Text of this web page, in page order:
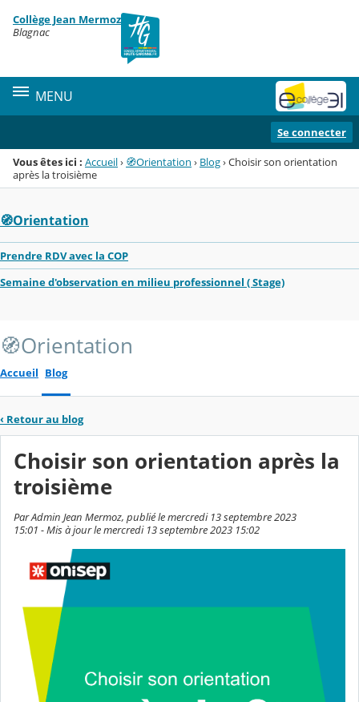
Menu de la rubrique
Contenu
Collège Jean Mermoz
Blagnac
MENU
Se connecter
Vous êtes ici : Accueil› 🧭Orientation › Blog›Choisir son orientation
après la troisième
🧭Orientation
Prendre RDV avec la COP
Semaine d'observation en milieu professionnel ( Stage)
🧭Orientation
Accueil Blog
‹ Retour au blog
Choisir son orientation après la
troisième
Par Admin Jean Mermoz, publié le mercredi 13 septembre 2023
15:01 - Mis à jour le mercredi 13 septembre 2023 15:02